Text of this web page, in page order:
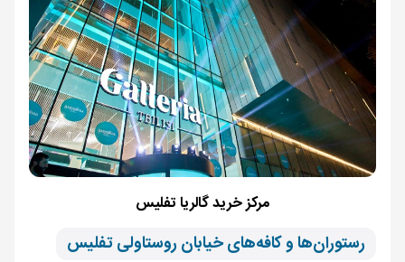
مرکز خرید گالریا تفلیس
رستوران‌ها و کافه‌های خیابان روستاولی تفلیس